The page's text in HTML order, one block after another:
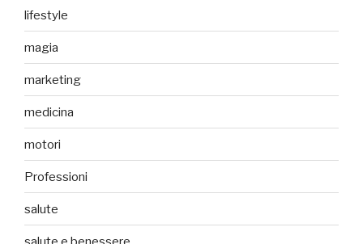
lifestyle
magia
marketing
medicina
motori
Professioni
salute